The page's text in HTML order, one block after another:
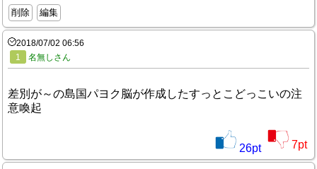
削除 編集
2018/07/02 06:56
1
名無しさん
差別が～の島国パヨク脳が作成したすっとこどっこいの注
意喚起
26pt 7pt